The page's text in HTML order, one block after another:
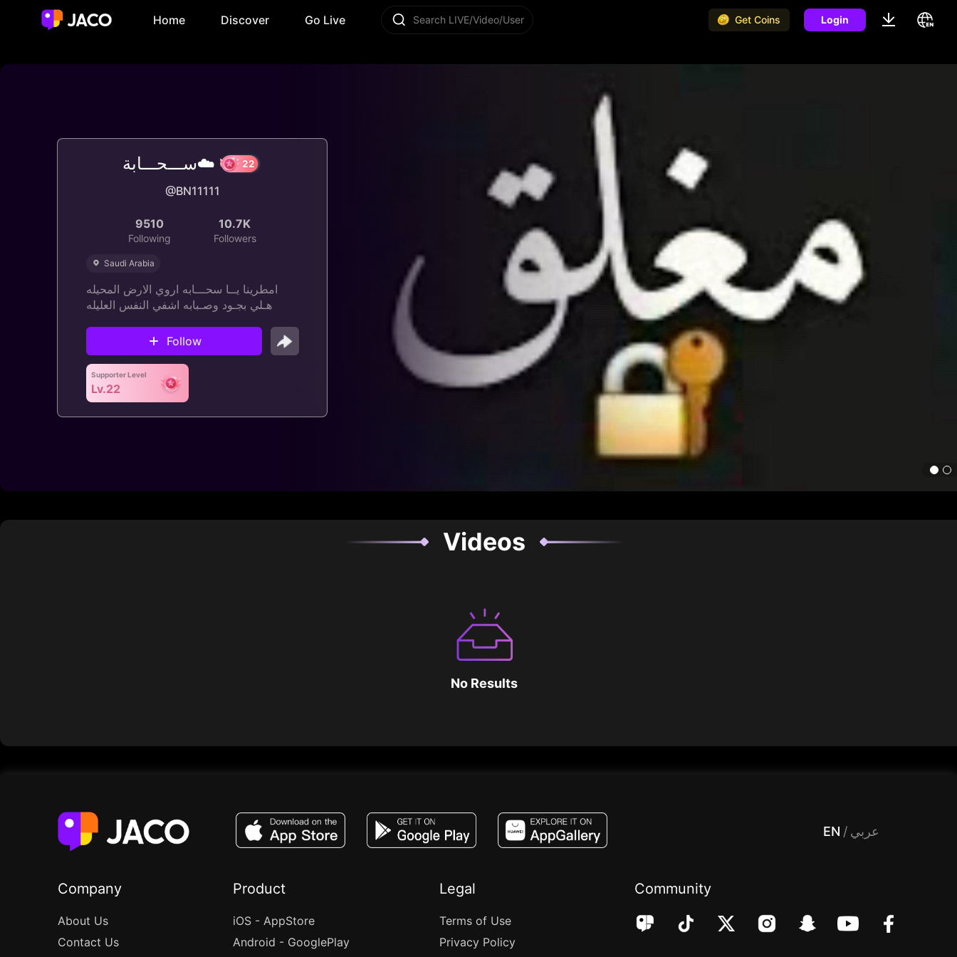
Home Discover Go Live Search LIVE/Video/User Get Coins Login
ســـحـــابة☁️
@BN11111
9510
Following
10.7K
Followers
Saudi Arabia
امطرينا يــا سحـــابه اروي الارض المحيله
هـلي بجـود وصـبابه اشفي النفس العليله
Follow
Supporter Level
Lv.22
Videos
No Results
EN / عربي
Company
About Us
Contact Us
Product
iOS - AppStore
Android - GooglePlay
Legal
Terms of Use
Privacy Policy
Community